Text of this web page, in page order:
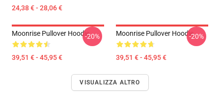
24,38 € - 28,06 €
Moonrise Pullover Hoodie
39,51 € - 45,95 €
-20% Moonrise Pullover Hoodie
39,51 € - 45,95 €
-20%
VISUALIZZA ALTRO